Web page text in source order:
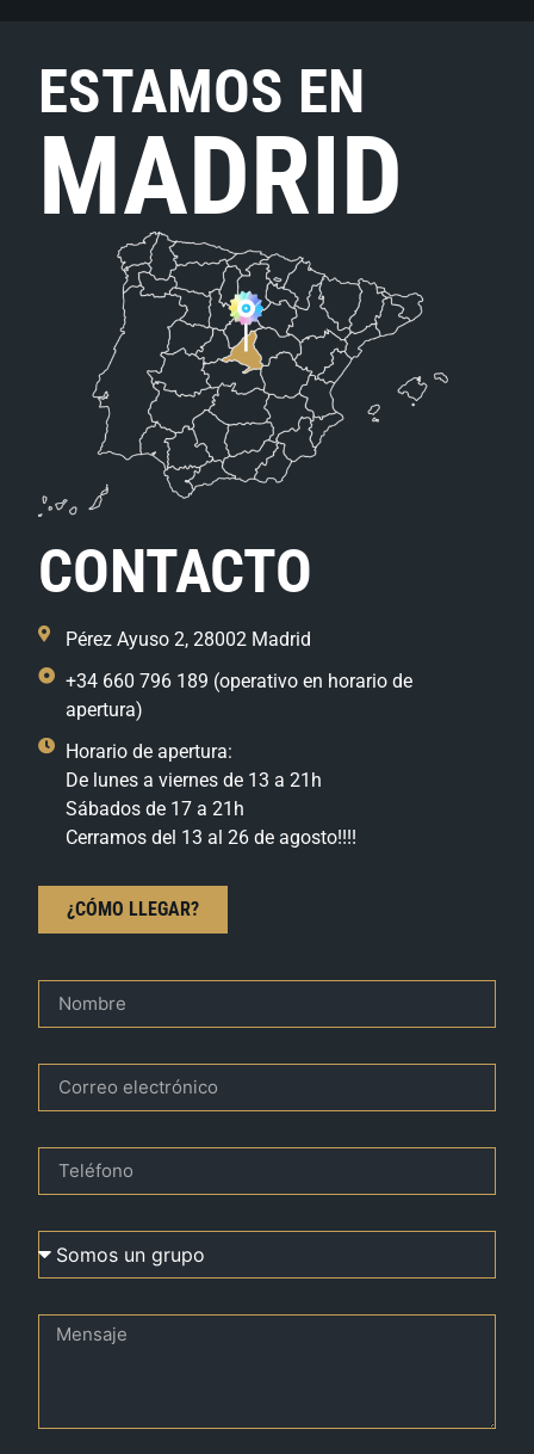
ESTAMOS EN
MADRID
CONTACTO
Pérez Ayuso 2, 28002 Madrid
+34 660 796 189 (operativo en horario de
apertura)
Horario de apertura:
De lunes a viernes de 13 a 21h
Sábados de 17 a 21h
Cerramos del 13 al 26 de agosto!!!!
¿CÓMO LLEGAR?